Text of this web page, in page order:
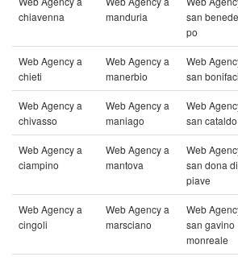
chiavenna
manduria
san
po
Web Agency a
chieti
Web Agency a
manerbio
Web
san
Web Agency a
chivasso
Web Agency a
maniago
Web
san cataldo
Web Agency a
ciampino
Web Agency a
mantova
Web
san dona di
piave
Web Agency a
cingoli
Web Agency a
marsciano
Web
san gavino
monreale